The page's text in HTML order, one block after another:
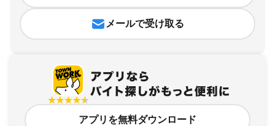
メールで受け取る
アプリを無料ダウンロード